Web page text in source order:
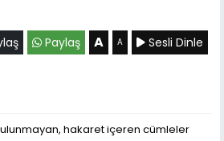
Paylaş A A Sesli Dinle
hakaret içeren cümleler